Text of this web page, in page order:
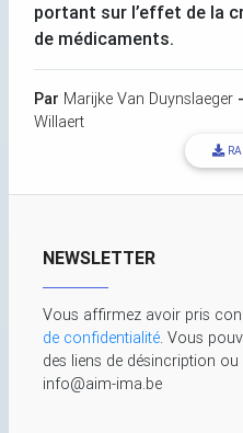
portant sur l’effet de la
de médicaments.
Par Marijke Van Duynslaeger -
Willaert
NEWSLETTER
Vous affirmez avoir pris
de confidentialité. Vous
des liens de désincription
info@aim-ima.be